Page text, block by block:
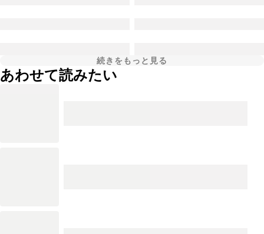
続きをもっと見る
あわせて読みたい